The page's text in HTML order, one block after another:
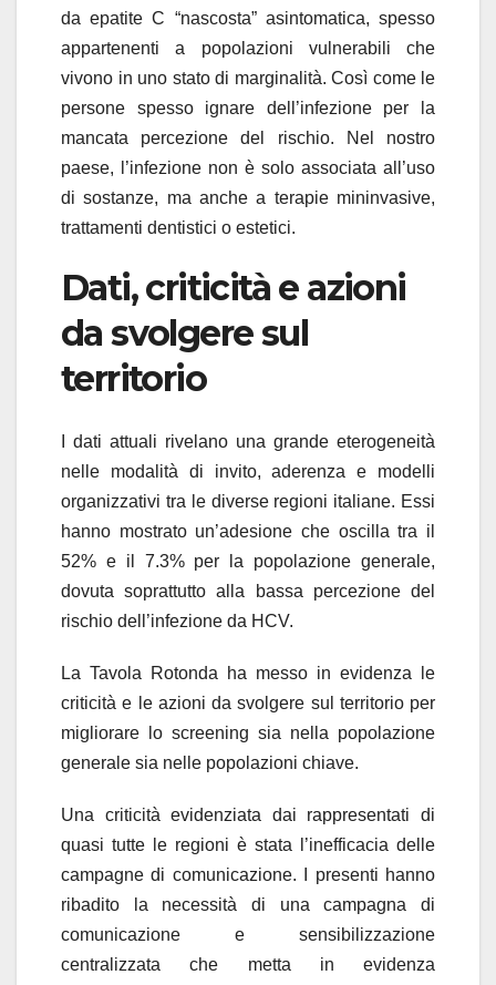
da epatite C “nascosta” asintomatica, spesso
appartenenti a popolazioni vulnerabili che
vivono in uno stato di marginalità. Così come le
persone spesso ignare dell’infezione per la
mancata percezione del rischio. Nel nostro
paese, l’infezione non è solo associata all’uso
di sostanze, ma anche a terapie mininvasive,
trattamenti dentistici o estetici.
Dati, criticità e azioni
da svolgere sul
territorio
I dati attuali rivelano una grande eterogeneità
nelle modalità di invito, aderenza e modelli
organizzativi tra le diverse regioni italiane. Essi
hanno mostrato un’adesione che oscilla tra il
52% e il 7.3% per la popolazione generale,
dovuta soprattutto alla bassa percezione del
rischio dell’infezione da HCV.
La Tavola Rotonda ha messo in evidenza le
criticità e le azioni da svolgere sul territorio per
migliorare lo screening sia nella popolazione
generale sia nelle popolazioni chiave.
Una criticità evidenziata dai rappresentati di
quasi tutte le regioni è stata l’inefficacia delle
campagne di comunicazione. I presenti hanno
ribadito la necessità di una campagna di
comunicazione e sensibilizzazione
centralizzata che metta in evidenza